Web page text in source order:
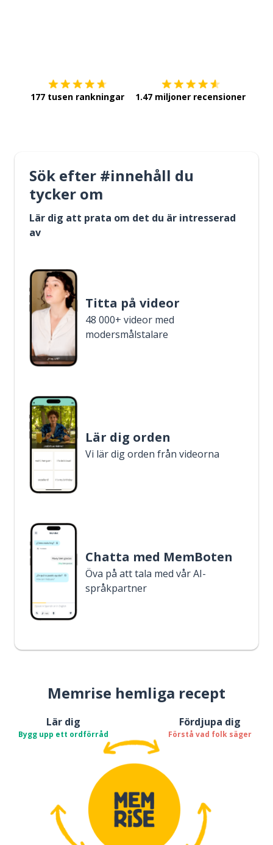
177 tusen rankningar 1.47 miljoner recensioner
Sök efter #innehåll du
tycker om
Lär dig att prata om det du är intresserad
av
Titta på videor
48 000+ videor med
modersmålstalare
Lär dig orden
Vi lär dig orden från videorna
Chatta med MemBoten
Öva på att tala med vår AI-
språkpartner
Memrise hemliga recept
Lär dig
Bygg upp ett ordförråd
Fördjupa dig
Förstå vad folk säger